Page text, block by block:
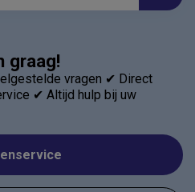
graag!
vragen ✔ Direct
✔ Altijd hulp bij uw